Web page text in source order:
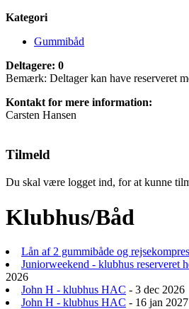
Kategori
Gummibåd
Deltagere: 0
Bemærk: Deltager kan have reserveret
Kontakt for mere information:
Carsten Hansen
Tilmeld
Du skal være logget ind, for at kunne
Klubhus/Båd
Lån af 2 gummibåde og
Juniorweekend - klubhus reserveret
2026
John H - klubhus HAC - 3 dec 2026
John H - klubhus HAC - 16 jan 2027